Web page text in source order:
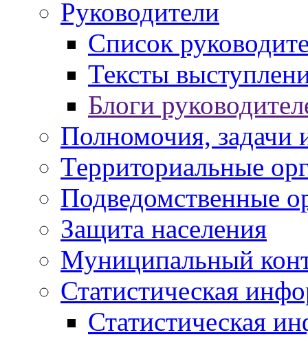
Руководители
Список
Тексты
Блоги
Полномочия, задачи
Территориальные
Подведомственные
Защита населения
Муниципальный
Статистическая
Статистическая